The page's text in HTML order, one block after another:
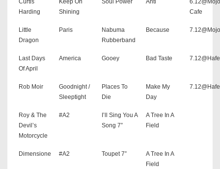
Harding
Shining
Cafe
Little
Dragon
Paris
Nabuma
Rubberband
Because
Last Days
Of April
America Gooey Bad Taste
Rob Moir
Goodnight /
Sleeptight
Places To
Die
Make My
Day
Roy & The
Devil’s
Motorcycle
#A2
I’ll Sing You A
Song 7”
A Tree In A
Field
Dimensione #A2 Toupet 7”
A Tree In A
Field